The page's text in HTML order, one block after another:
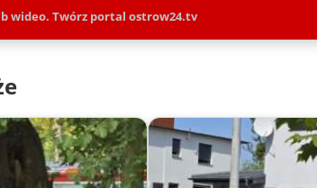
wideo. Twórz portal ostrow24.tv